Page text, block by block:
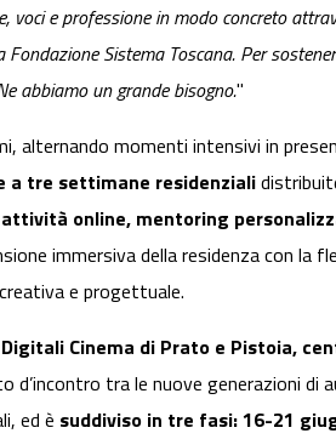
e professione in modo concreto
Sistema Toscana. Per
abbiamo un grande bisogno."
alternando momenti intensivi in
a tre settimane residenziali
attività online, mentoring
immersiva della residenza con la
e progettuale.
Cinema di Prato e Pistoia,
d’incontro tra le nuove generazioni
ed è suddiviso in tre fasi: 16-21